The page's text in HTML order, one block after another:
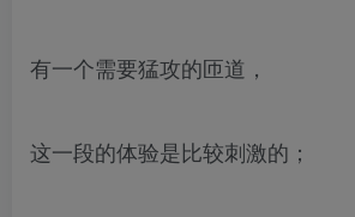
有一个需要猛攻的匝道，
这一段的体验是比较刺激的；